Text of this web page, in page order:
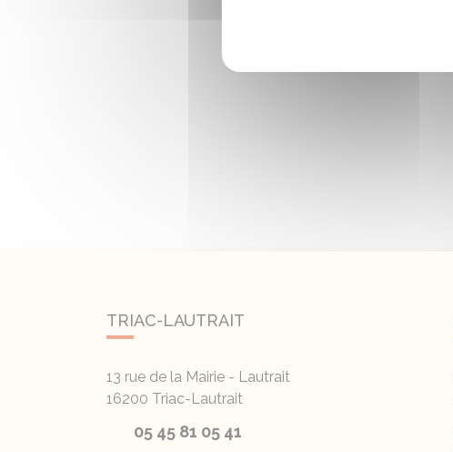
TRIAC-LAUTRAIT
13 rue de la Mairie - Lautrait
16200 Triac-Lautrait
05 45 81 05 41